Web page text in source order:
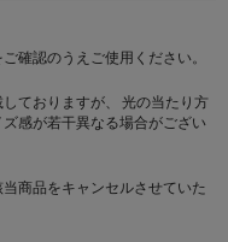
確認のうえご使用ください。
ておりますが、 光の当たり方
感が若干異なる場合がござい
商品をキャンセルさせていた